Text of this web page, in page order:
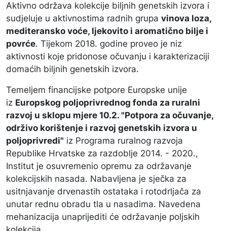
Aktivno održava kolekcije biljnih genetskih izvora i
sudjeluje u aktivnostima radnih grupa vinova loza,
mediteransko voće, ljekovito i aromatično bilje i
povrće. Tijekom 2018. godine proveo je niz
aktivnosti koje pridonose očuvanju i karakterizaciji
domaćih biljnih genetskih izvora.
Temeljem financijske potpore Europske unije
iz Europskog poljoprivrednog fonda za ruralni
razvoj u sklopu mjere 10.2. "Potpora za očuvanje,
održivo korištenje i razvoj genetskih izvora u
poljoprivredi" iz Programa ruralnog razvoja
Republike Hrvatske za razdoblje 2014. - 2020.,
Institut je osuvremenio opremu za održavanje
kolekcijskih nasada. Nabavljena je sječka za
usitnjavanje drvenastih ostataka i rotodrljača za
unutar rednu obradu tla u nasadima. Navedena
mehanizacija unaprijediti će održavanje poljskih